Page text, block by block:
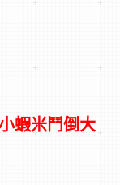
蝦米鬥倒大